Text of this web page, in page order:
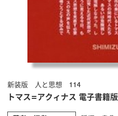
新装版 人と思想 114
トマス=アクィナス 電子書籍版